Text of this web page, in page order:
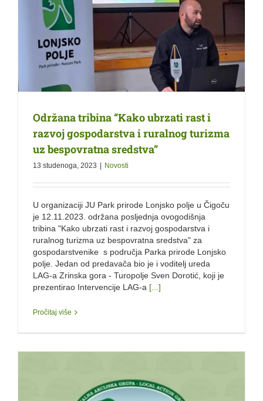
Održana tribina “Kako ubrzati rast i
razvoj gospodarstva i ruralnog turizma
uz bespovratna sredstva”
13 studenoga, 2023 | Novosti
U organizaciji JU Park prirode Lonjsko polje u Čigoču
je 12.11.2023. održana posljednja ovogodišnja
tribina "Kako ubrzati rast i razvoj gospodarstva i
ruralnog turizma uz bespovratna sredstva" za
gospodarstvenike s područja Parka prirode Lonjsko
polje. Jedan od predavača bio je i voditelj ureda
LAG-a Zrinska gora - Turopolje Sven Dorotić, koji je
prezentirao Intervencije LAG-a [...]
Pročitaj više